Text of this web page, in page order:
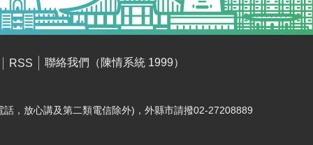
RSS 聯絡我們（陳情系統 1999）
，放心講及第二類電信除外)，外縣市請撥02-27208889